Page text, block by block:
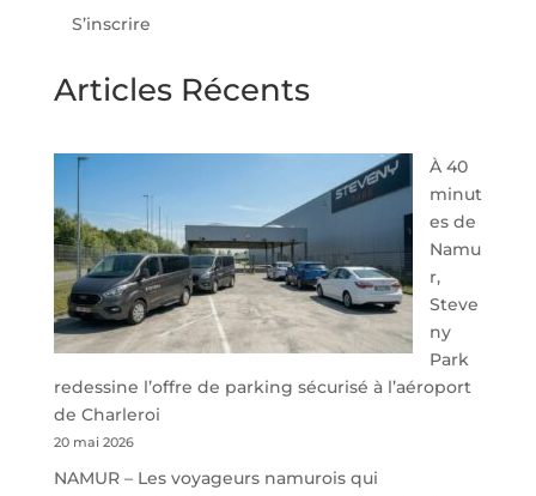
S’inscrire
Articles Récents
À 40
minut
es de
Namu
r,
Steve
ny
Park
redessine l’offre de parking sécurisé à l’aéroport
de Charleroi
20 mai 2026
NAMUR – Les voyageurs namurois qui